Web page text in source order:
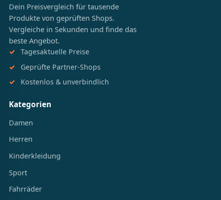
Dein Preisvergleich für tausende
Produkte von geprüften Shops.
Vergleiche in Sekunden und finde das
beste Angebot.
Tagesaktuelle Preise
Geprüfte Partner-Shops
Kostenlos & unverbindlich
Kategorien
Damen
Herren
Kinderkleidung
Sport
Fahrräder